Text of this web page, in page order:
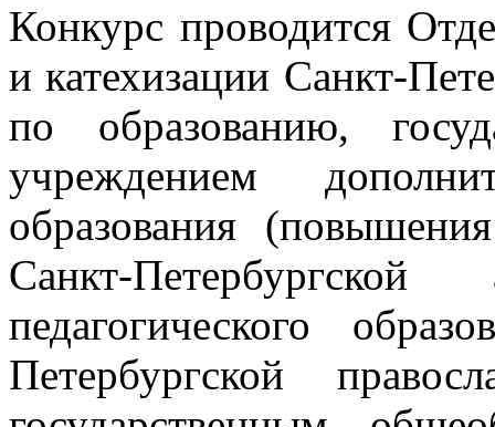
Конкурс проводится
и катехизации Санкт-
по образованию,
учреждением
образования
Санкт-Петербургской
педагогического
Петербургской